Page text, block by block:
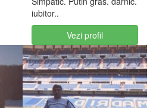
iubitor..
Vezi profil